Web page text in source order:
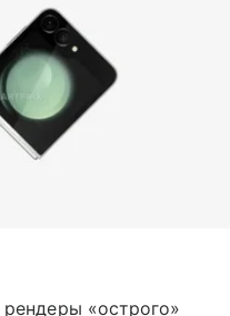
рендеры «острого»